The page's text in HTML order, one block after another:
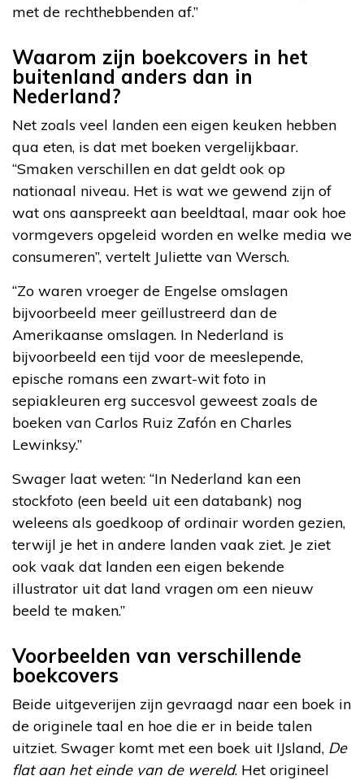
met de rechthebbenden af.”
Waarom zijn boekcovers in het
buitenland anders dan in
Nederland?
Net zoals veel landen een eigen keuken hebben
qua eten, is dat met boeken vergelijkbaar.
“Smaken verschillen en dat geldt ook op
nationaal niveau. Het is wat we gewend zijn of
wat ons aanspreekt aan beeldtaal, maar ook hoe
vormgevers opgeleid worden en welke media we
consumeren”, vertelt Juliette van Wersch.
“Zo waren vroeger de Engelse omslagen
bijvoorbeeld meer geïllustreerd dan de
Amerikaanse omslagen. In Nederland is
bijvoorbeeld een tijd voor de meeslepende,
epische romans een zwart-wit foto in
sepiakleuren erg succesvol geweest zoals de
boeken van Carlos Ruiz Zafón en Charles
Lewinksy.”
Swager laat weten: “In Nederland kan een
stockfoto (een beeld uit een databank) nog
weleens als goedkoop of ordinair worden gezien,
terwijl je het in andere landen vaak ziet. Je ziet
ook vaak dat landen een eigen bekende
illustrator uit dat land vragen om een nieuw
beeld te maken.”
Voorbeelden van verschillende
boekcovers
Beide uitgeverijen zijn gevraagd naar een boek in
de originele taal en hoe die er in beide talen
uitziet. Swager komt met een boek uit IJsland, De
flat aan het einde van de wereld. Het origineel